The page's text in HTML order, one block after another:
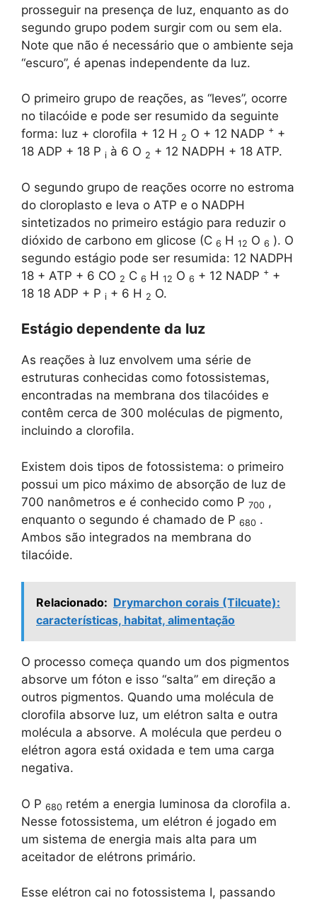
prosseguir na presença de luz, enquanto as do
segundo grupo podem surgir com ou sem ela.
Note que não é necessário que o ambiente seja
“escuro”, é apenas independente da luz.
O primeiro grupo de reações, as “leves”, ocorre
no tilacóide e pode ser resumido da seguinte
forma: luz + clorofila + 12 H 2 O + 12 NADP + +
18 ADP + 18 P i à 6 O 2 + 12 NADPH + 18 ATP.
O segundo grupo de reações ocorre no estroma
do cloroplasto e leva o ATP e o NADPH
sintetizados no primeiro estágio para reduzir o
dióxido de carbono em glicose (C 6 H 12 O 6 ). O
segundo estágio pode ser resumida: 12 NADPH
18 + ATP + 6 CO 2 C 6 H 12 O 6 + 12 NADP + +
18 18 ADP + P i + 6 H 2 O.
Estágio dependente da luz
As reações à luz envolvem uma série de
estruturas conhecidas como fotossistemas,
encontradas na membrana dos tilacóides e
contêm cerca de 300 moléculas de pigmento,
incluindo a clorofila.
Existem dois tipos de fotossistema: o primeiro
possui um pico máximo de absorção de luz de
700 nanômetros e é conhecido como P 700 ,
enquanto o segundo é chamado de P 680 .
Ambos são integrados na membrana do
tilacóide.
Relacionado: Drymarchon corais (Tilcuate):
características, habitat, alimentação
O processo começa quando um dos pigmentos
absorve um fóton e isso “salta” em direção a
outros pigmentos. Quando uma molécula de
clorofila absorve luz, um elétron salta e outra
molécula a absorve. A molécula que perdeu o
elétron agora está oxidada e tem uma carga
negativa.
O P 680 retém a energia luminosa da clorofila a.
Nesse fotossistema, um elétron é jogado em
um sistema de energia mais alta para um
aceitador de elétrons primário.
Esse elétron cai no fotossistema I, passando